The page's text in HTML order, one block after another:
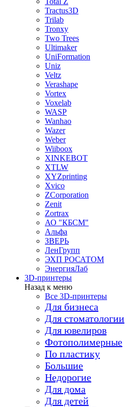
Tractus3D
Trilab
Tronxy
Two Trees
Ultimaker
UniFormation
Uniz
Veltz
Verashape
Vortex
Voxelab
WASP
Wanhao
Wazer
Weber
Wiiboox
XINKEBOT
XTLW
XYZprinting
Xvico
ZCorporation
Zenit
Zortrax
АО "КБСМ"
Альфа
ЗВЕРЬ
ЛенГрупп
ЭХП РОСАТОМ
ЭнергияЛаб
3D-принтеры
Назад к меню
Все 3D-принтеры
Для бизнеса
Для стоматологии
Для ювелиров
Фотополимерные
По пластику
Большие
Недорогие
Для дома
Для детей